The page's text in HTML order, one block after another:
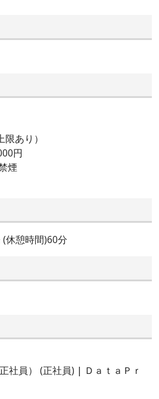
あり）
円
煙
休憩時間)60分
社員） (正社員) | ＤａｔａＰｒ